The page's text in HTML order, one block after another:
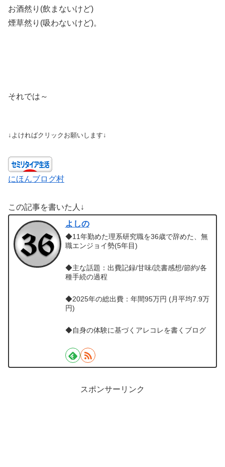
お酒然り(飲まないけど)
煙草然り(吸わないけど)。
それでは～
↓よければクリックお願いします↓
にほんブログ村
この記事を書いた人↓
よしの
◆11年勤めた理系研究職を36歳で辞めた、無
職エンジョイ勢(5年目)
◆主な話題：出費記録/甘味/読書感想/節約/各
種手続の過程
◆2025年の総出費：年間95万円 (月平均7.9万
円)
◆自身の体験に基づくアレコレを書くブログ
スポンサーリンク